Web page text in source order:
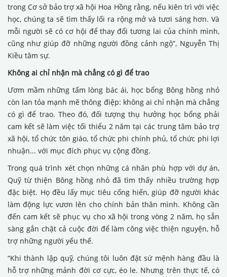
trong Cơ sở bảo trợ xã hội Hoa Hồng rằng, nếu kiên trì với việc
học, chúng ta sẽ tìm thấy lối ra rộng mở và tươi sáng hơn. Và
mỗi người sẽ có cơ hội để thay đổi tương lai của chính mình,
cũng như giúp đỡ những người đồng cảnh ngộ”, Nguyễn Thị
Kiều tâm sự.
Không ai chỉ nhận mà chẳng có gì để trao
Ươm mầm những tấm lòng bác ái, học bổng Bông hồng nhỏ
còn lan tỏa mạnh mẽ thông điệp: không ai chỉ nhận mà chẳng
có gì để trao. Theo đó, đối tượng thụ hưởng học bổng phải
cam kết sẽ làm việc tối thiểu 2 năm tại các trung tâm bảo trợ
xã hội, tổ chức tôn giáo, tổ chức phi chính phủ, tổ chức phi lợi
nhuận... với mục đích phục vụ cộng đồng.
Trong quá trình xét chọn những cá nhân phù hợp với dự án,
Quỹ từ thiện Bông hồng nhỏ đã tìm thấy nhiều trường hợp
đặc biệt. Họ đều lấy mục tiêu cống hiến, giúp đỡ người khác
làm động lực vươn lên cho chính bản thân mình. Không cần
đến cam kết sẽ phục vụ cho xã hội trong vòng 2 năm, họ sẵn
sàng gắn chặt cả cuộc đời để làm công việc thiện nguyện, hỗ
trợ những người yếu thế.
“Khi thành lập quỹ, chúng tôi luôn đặt sứ mệnh hàng đầu là
hỗ trợ những mảnh đời cơ cực, éo le. Nhưng trên thực tế, có